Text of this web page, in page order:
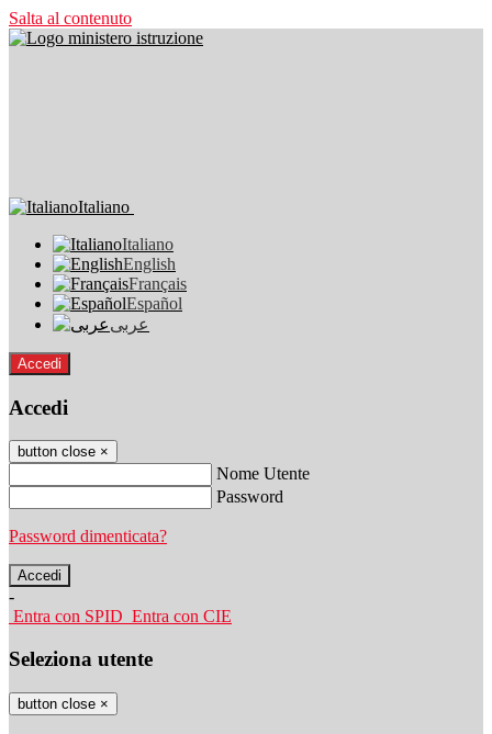
Salta al contenuto
Italiano
Italiano
English
Français
Español
عربى
Accedi
Accedi
button close ×
Nome Utente
Password
Password dimenticata?
-
Entra con SPID Entra con CIE
Seleziona utente
button close ×